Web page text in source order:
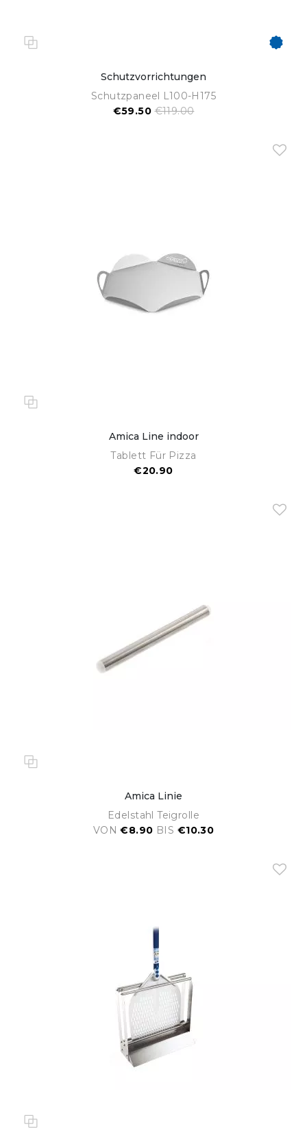
Schutzvorrichtungen
Schutzpaneel L100-H175
€59.50€119.00
Amica Line indoor
Tablett Für Pizza
€20.90
Amica Linie
Edelstahl Teigrolle
VON€8.90 BIS €10.30